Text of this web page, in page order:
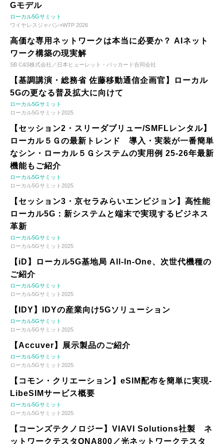
Gモデル
ローカル5Gサミット
ワイヤレスジャパン×WTP 2026
高価な専用ネットワークは本当に必要か？ AIネット
ワーク構築の現実解
SB C&S株式会社／日本ヒューレット・パッカード合同会社
【基調講演・総務省 佐藤移動通信企画官】ローカル
5Gの更なる普及拡大に向けて
ローカル5Gサミット
ローカル5Gサミット2025
【セッション2・スリーダブリュー/SMFLレンタル】
ローカル５Ｇの最新トレンド 導入・実装が一番簡単
なシン・ローカル５Ｇシステムの実用例 25-26年最新
機能もご紹介
ローカル5Gサミット
ローカル5Gサミット2025
【セッション3・京セラみらいエンビジョン】高性能
ローカル5G：新システムと端末で実現するビジネス
革新
ローカル5Gサミット
ローカル5Gサミット2025
【iD】ローカル5G基地局 All-In-One、次世代機種の
ご紹介
ローカル5Gサミット
ローカル5Gサミット2025
【IDY】IDYの産業向け5Gソリューション
ローカル5Gサミット
ローカル5Gサミット2025
【Accuver】展示製品のご紹介
ローカル5Gサミット
ローカル5Gサミット2025
【コモン・クリエーション】eSIM配布を簡単に実現-
LibeSIMサービス概要
ローカル5Gサミット
ローカル5Gサミット2025
【コーンズテクノロジー】VIAVI Solutions社製 ネ
ットワークテスタONA800／光ネットワークテスタ